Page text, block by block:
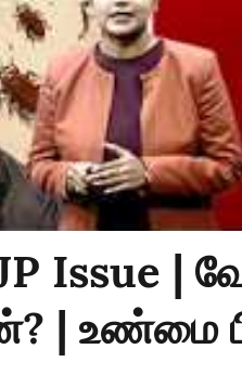
Issue |
| உண்மை